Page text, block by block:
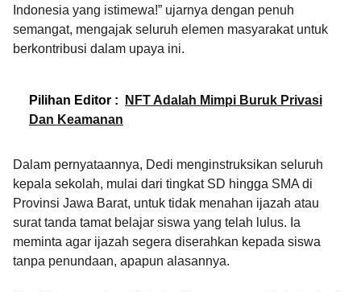
Indonesia yang istimewa!” ujarnya dengan penuh
semangat, mengajak seluruh elemen masyarakat untuk
berkontribusi dalam upaya ini.
Pilihan Editor :
NFT Adalah Mimpi Buruk Privasi
Dan Keamanan
Dalam pernyataannya, Dedi menginstruksikan seluruh
kepala sekolah, mulai dari tingkat SD hingga SMA di
Provinsi Jawa Barat, untuk tidak menahan ijazah atau
surat tanda tamat belajar siswa yang telah lulus. Ia
meminta agar ijazah segera diserahkan kepada siswa
tanpa penundaan, apapun alasannya.